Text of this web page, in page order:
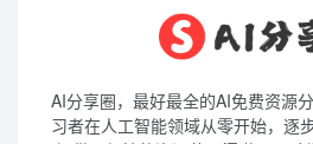
AI分享圈，最好最全的AI免费资源
习者在人工智能领域从零开始，逐